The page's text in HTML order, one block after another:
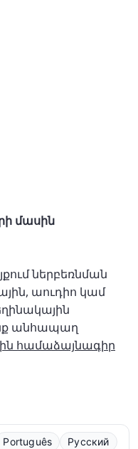
մասին
ներբեռնման
աուդիո կամ
անհապաղ
համաձայնագիր
Português Русский